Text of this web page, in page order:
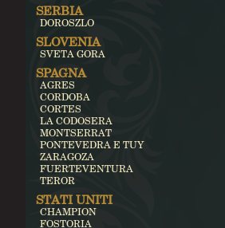
SERBIA
DOROSZLO
SLOVENIA
SVETA GORA
SPAGNA
AGRES
CORDOBA
CORTES
LA CODOSERA
MONTSERRAT
PONTEVEDRA E TUY
ZARAGOZA
FUERTEVENTURA
TEROR
STATI UNITI
CHAMPION
FOSTORIA